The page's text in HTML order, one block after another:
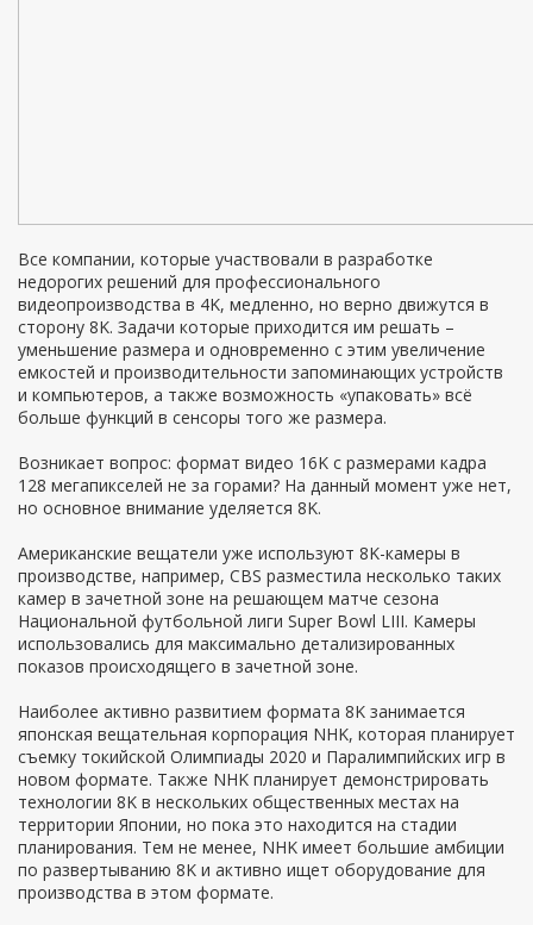
Все компании, которые участвовали в разработке
недорогих решений для профессионального
видеопроизводства в 4K, медленно, но верно движутся в
сторону 8K. Задачи которые приходится им решать –
уменьшение размера и одновременно с этим увеличение
емкостей и производительности запоминающих устройств
и компьютеров, а также возможность «упаковать» всё
больше функций в сенсоры того же размера.
Возникает вопрос: формат видео 16K с размерами кадра
128 мегапикселей не за горами? На данный момент уже нет,
но основное внимание уделяется 8K.
Американские вещатели уже используют 8K-камеры в
производстве, например, CBS разместила несколько таких
камер в зачетной зоне на решающем матче сезона
Национальной футбольной лиги Super Bowl LIII. Камеры
использовались для максимально детализированных
показов происходящего в зачетной зоне.
Наиболее активно развитием формата 8K занимается
японская вещательная корпорация NHK, которая планирует
съемку токийской Олимпиады 2020 и Паралимпийских игр в
новом формате. Также NHK планирует демонстрировать
технологии 8K в нескольких общественных местах на
территории Японии, но пока это находится на стадии
планирования. Тем не менее, NHK имеет большие амбиции
по развертыванию 8K и активно ищет оборудование для
производства в этом формате.